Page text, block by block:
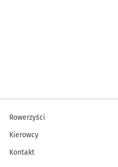
Rowerzyści
Kierowcy
Kontakt